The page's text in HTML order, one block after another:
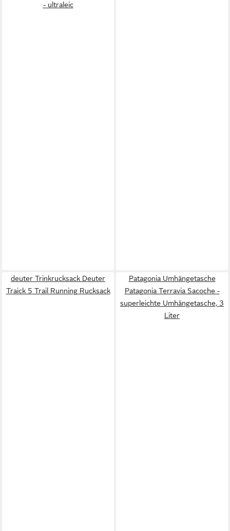
- ultraleic
deuter Trinkrucksack Deuter
Traick 5 Trail Running Rucksack
Patagonia Umhängetasche
Patagonia Terravia Sacoche -
superleichte Umhängetasche, 3
Liter